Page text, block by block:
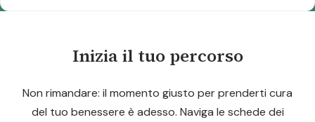
Inizia il tuo percorso
Non rimandare: il momento giusto per prenderti cura
del tuo benessere è adesso. Naviga le schede dei